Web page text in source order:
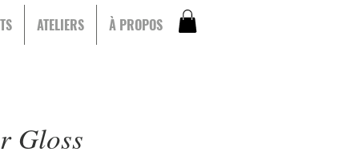
ATELIERS À PROPOS
Gloss